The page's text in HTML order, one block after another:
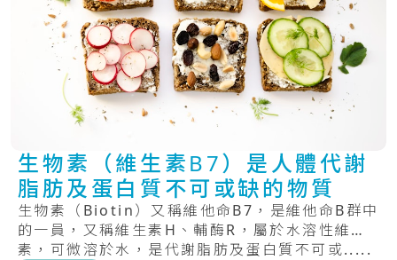
生物素（維生素B7）是人體代謝
脂肪及蛋白質不可或缺的物質
生物素（Biotin）又稱維他命B7，是維他命B群中
的一員，又稱維生素H、輔酶R，屬於水溶性維生
素，可微溶於水，是代謝脂肪及蛋白質不可或.....